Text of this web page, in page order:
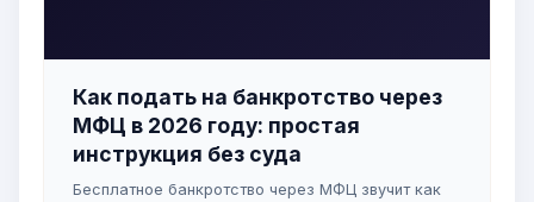
Как подать на банкротство через
МФЦ в 2026 году: простая
инструкция без суда
Бесплатное банкротство через МФЦ звучит как